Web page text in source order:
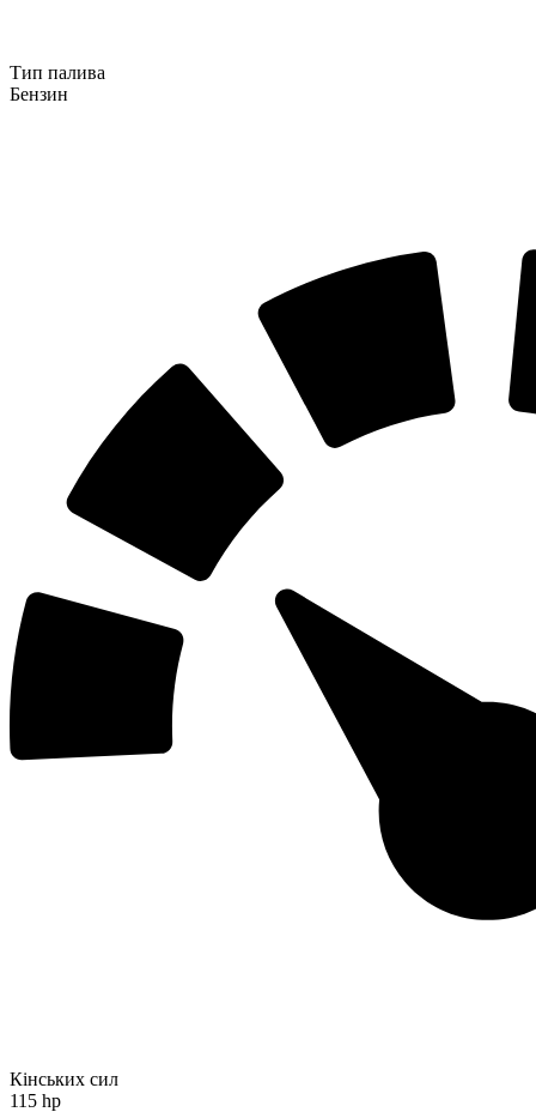
Тип палива
Бензин
Кінських сил
115 hp